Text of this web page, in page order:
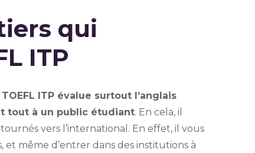
qui
ITP
TOEFL ITP évalue surtout l’anglais
tout à un public étudiant. En cela, il
vers l’international. En effet, il vous
même d’entrer dans des institutions à